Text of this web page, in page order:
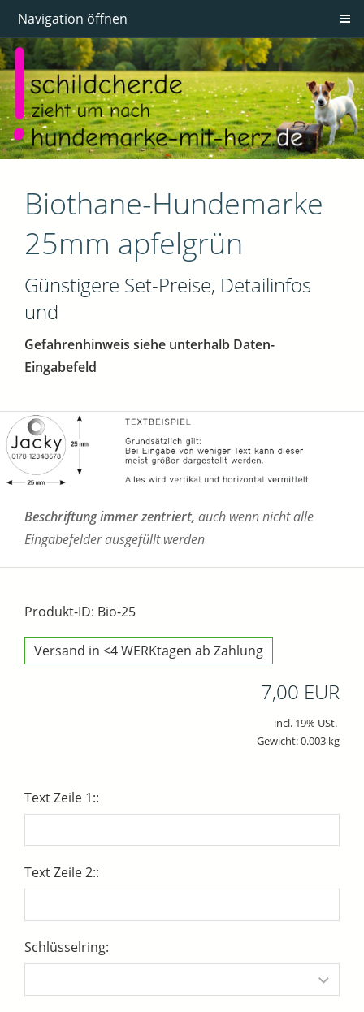
Navigation öffnen
Biothane-Hundemarke
25mm apfelgrün
Günstigere Set-Preise, Detailinfos
und
Gefahrenhinweis siehe unterhalb Daten-
Eingabefeld
Beschriftung immer zentriert, auch wenn nicht alle
Eingabefelder ausgefüllt werden
Produkt-ID: Bio-25
Versand in <4 WERKtagen ab Zahlung
7,00 EUR
incl. 19% USt.
Gewicht: 0.003 kg
Text Zeile 1::
Text Zeile 2::
Schlüsselring: